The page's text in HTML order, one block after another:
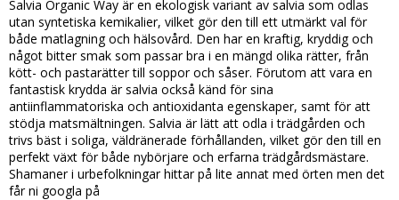
Salvia Organic Way är en ekologisk variant av salvia som odlas
utan syntetiska kemikalier, vilket gör den till ett utmärkt val för
både matlagning och hälsovård. Den har en kraftig, kryddig och
något bitter smak som passar bra i en mängd olika rätter, från
kött- och pastarätter till soppor och såser. Förutom att vara en
fantastisk krydda är salvia också känd för sina
antiinflammatoriska och antioxidanta egenskaper, samt för att
stödja matsmältningen. Salvia är lätt att odla i trädgården och
trivs bäst i soliga, väldränerade förhållanden, vilket gör den till en
perfekt växt för både nybörjare och erfarna trädgårdsmästare.
Shamaner i urbefolkningar hittar på lite annat med örten men det
får ni googla på